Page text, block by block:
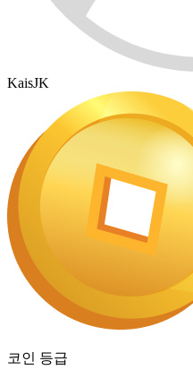
KaisJK
코인 등급